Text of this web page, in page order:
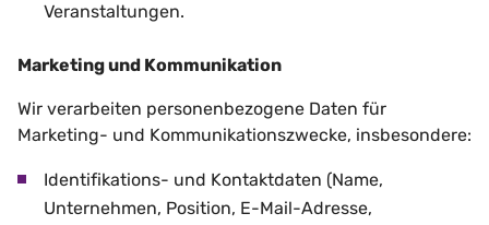
Veranstaltungen.
Marketing und Kommunikation
Wir verarbeiten personenbezogene Daten für
Marketing- und Kommunikationszwecke, insbesondere:
Identifikations- und Kontaktdaten (Name,
Unternehmen, Position, E-Mail-Adresse,